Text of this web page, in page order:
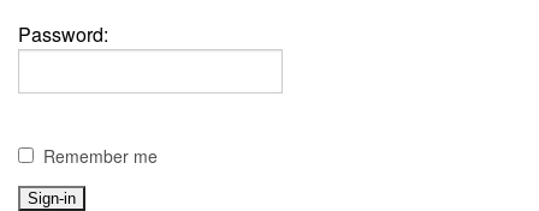
Password:
Remember me